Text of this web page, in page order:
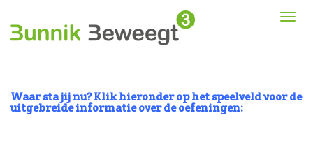
Waar sta jij nu? Klik hieronder op het speelveld voor de
uitgebreide informatie over de oefeningen: